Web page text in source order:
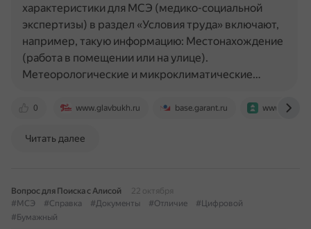
0 www.glavbukh.ru base.garant.ru
характеристики для МСЭ (медико-социальной
экспертизы) в раздел «Условия труда» включают,
например, такую информацию: Местонахождение
(работа в помещении или на улице).
Метеорологические и микроклиматические…
Читать далее
Вопрос для Поиска с Алисой
22 октября
#МСЭ
#Справка #Документы #Отличие
#Цифровой
#Бумажный